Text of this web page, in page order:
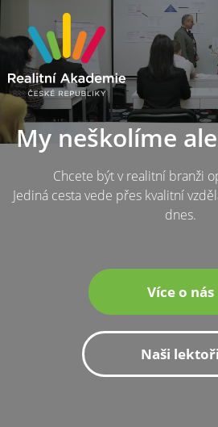
My neškolíme
Chcete být v realitní branži
Jediná cesta vede přes kvalitní
dnes.
Více o nás
Naši lektoři